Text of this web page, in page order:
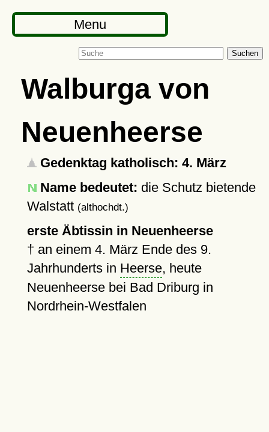
Menu
Suchen
Walburga von
Neuenheerse
Gedenktag katholisch: 4. März
Name bedeutet: die Schutz bietende
Walstatt (althochdt.)
erste Äbtissin in Neuenheerse
† an einem 4. März Ende des 9.
Jahrhunderts in Heerse, heute
Neuenheerse bei Bad Driburg in
Nordrhein-Westfalen